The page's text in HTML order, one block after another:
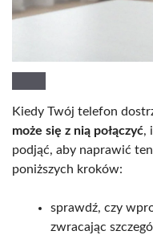
Kiedy Twój telefon
może się z nią połączyć,
podjąć, aby naprawić
poniższych kroków:
sprawdź, czy
zwracając